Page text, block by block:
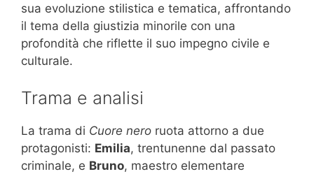
sua evoluzione stilistica e tematica, affrontando
il tema della giustizia minorile con una
profondità che riflette il suo impegno civile e
culturale.
Trama e analisi
La trama di Cuore nero ruota attorno a due
protagonisti: Emilia, trentunenne dal passato
criminale, e Bruno, maestro elementare